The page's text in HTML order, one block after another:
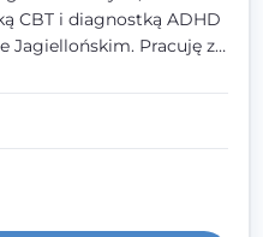
CBT i diagnostką ADHD
Jagiellońskim. Pracuję z
i dziećmi, opierając
indywidualnych
na zaufaniu.
bezpieczne miejsce, w
się wysłuchany i